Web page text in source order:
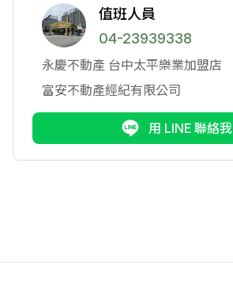
值班人員
04-23939338
永慶不動產 台中太平樂業加盟店
富安不動產經紀有限公司
用 LINE 聯絡我